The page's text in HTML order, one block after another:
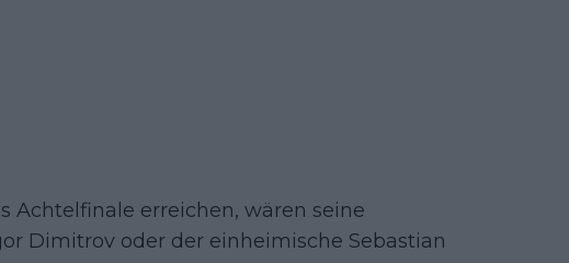
Achtelfinale erreichen, wären seine
Dimitrov oder der einheimische Sebastian